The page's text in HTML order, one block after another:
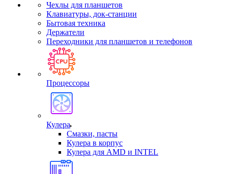
Чехлы для планшетов
Клавиатуры, док-станции
Бытовая техника
Держатели
Переходники для планшетов и телефонов
Процессоры
Кулера
Смазки, пасты
Кулера в корпус
Кулера для AMD и INTEL